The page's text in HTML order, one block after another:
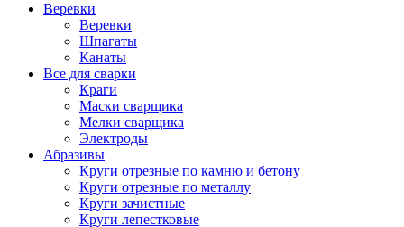
Веревки
Веревки
Шпагаты
Канаты
Все для сварки
Краги
Маски сварщика
Мелки сварщика
Электроды
Абразивы
Круги отрезные по камню и бетону
Круги отрезные по металлу
Круги зачистные
Круги лепестковые